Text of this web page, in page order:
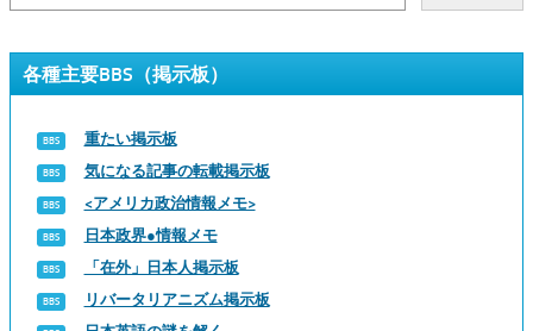
各種主要BBS（掲示板）
重たい掲示板
気になる記事の転載掲示板
<アメリカ政治情報メモ>
日本政界●情報メモ
「在外」日本人掲示板
リバータリアニズム掲示板